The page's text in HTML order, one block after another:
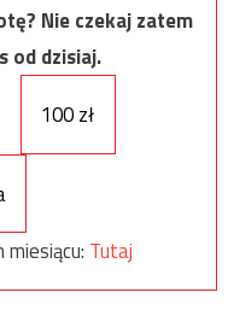
Nie czekaj zatem
od dzisiaj.
100 zł
Tutaj